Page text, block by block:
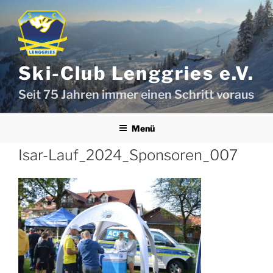
Inhalt
springen
Ski-Club Lenggries e.V.
Seit 75 Jahren immer einen Schritt voraus
Menü
Isar-Lauf_2024_Sponsoren_007